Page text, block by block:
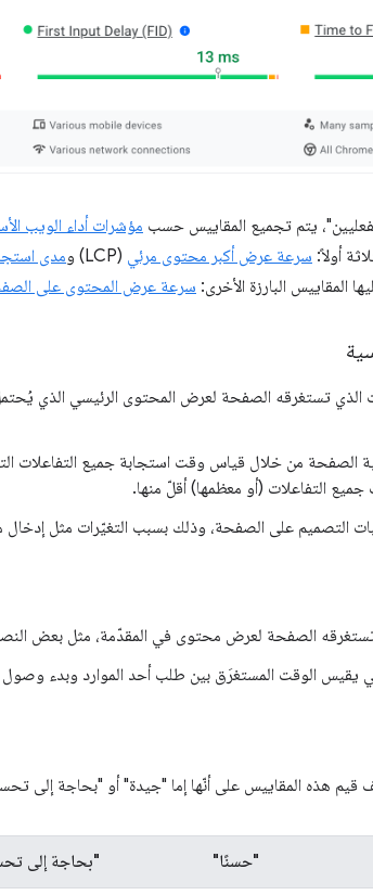
يتم تجميع المقاييس حسب مؤشرات أداء الويب
سرعة عرض أكبر محتوى مرئي (LCP) و مدى
المقاييس البارزة الأخرى: سرعة عرض المحتوى على
الذي تستغرقه الصفحة لعرض المحتوى الرئيسي الذي
الصفحة من خلال قياس وقت استجابة جميع التفاعلات
التفاعلات (أو معظمها) أقلّ منها.
التصميم على الصفحة، وذلك بسبب التغيّرات مثل
الصفحة لعرض محتوى في المقدّمة، مثل بعض
الوقت المستغرَق بين طلب أحد الموارد وبدء وصول
هذه المقاييس على أنّها إما "جيدة" أو "بحاجة إلى
"حسنًا" "بحاجة إلى